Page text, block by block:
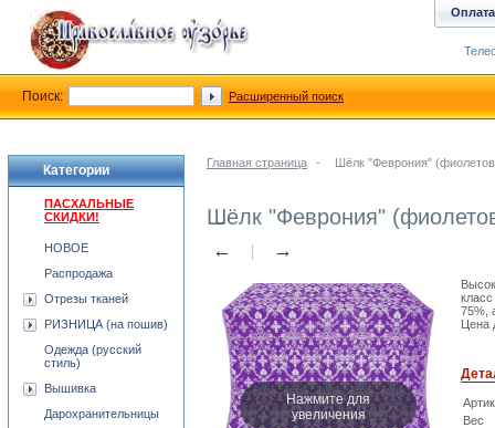
Главная страница - Шёлк "Феврония"
Шёлк "Феврония"
← →
Нажмите для
увеличения
75%,
Цена
Вес
Категории
ПАСХАЛЬНЫЕ
СКИДКИ!
НОВОЕ
Распродажа
Отрезы тканей
РИЗНИЦА (на пошив)
Одежда (русский
стиль)
Вышивка
Дарохранительницы
Оплата
Поиск: Расширенный поиск